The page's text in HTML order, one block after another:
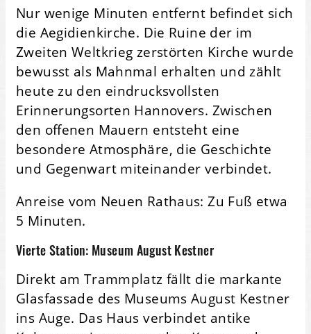
Nur wenige Minuten entfernt befindet sich
die Aegidienkirche. Die Ruine der im
Zweiten Weltkrieg zerstörten Kirche wurde
bewusst als Mahnmal erhalten und zählt
heute zu den eindrucksvollsten
Erinnerungsorten Hannovers. Zwischen
den offenen Mauern entsteht eine
besondere Atmosphäre, die Geschichte
und Gegenwart miteinander verbindet.
Anreise vom Neuen Rathaus: Zu Fuß etwa
5 Minuten.
Vierte Station: Museum August Kestner
Direkt am Trammplatz fällt die markante
Glasfassade des Museums August Kestner
ins Auge. Das Haus verbindet antike